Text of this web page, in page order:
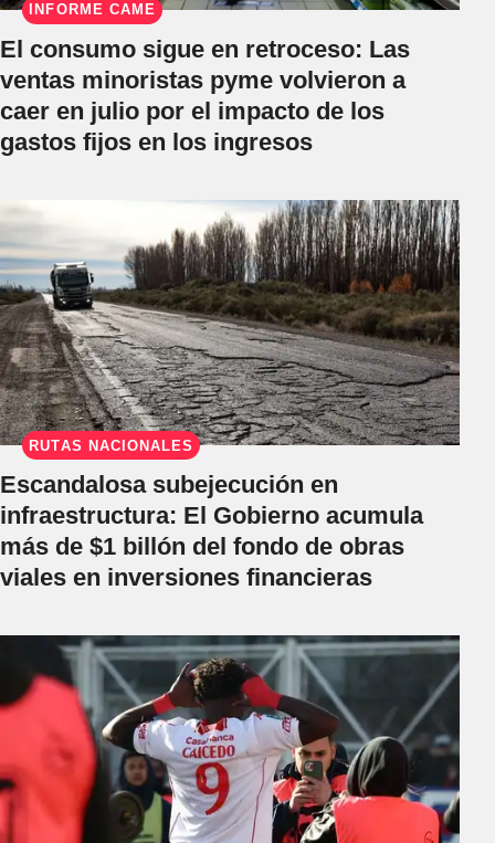
INFORME CAME
El consumo sigue en retroceso: Las
ventas minoristas pyme volvieron a
caer en julio por el impacto de los
gastos fijos en los ingresos
RUTAS NACIONALES
Escandalosa subejecución en
infraestructura: El Gobierno acumula
más de $1 billón del fondo de obras
viales en inversiones financieras